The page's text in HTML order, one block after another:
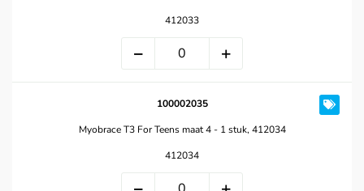
412033
100002035
Myobrace T3 For Teens maat 4 - 1 stuk, 412034
412034